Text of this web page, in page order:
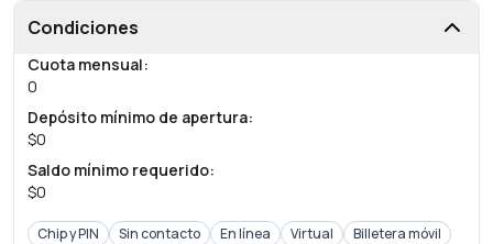
Condiciones
Cuota mensual:
0
Depósito mínimo de apertura:
$0
Saldo mínimo requerido:
$0
Chip y PIN Sin contacto En línea Virtual
Billetera móvil